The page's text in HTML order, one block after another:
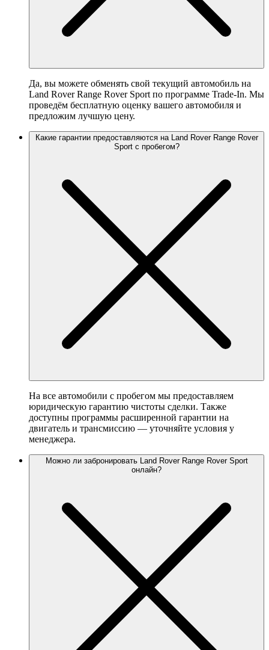
Да, вы можете обменять свой текущий автомобиль на
Land Rover Range Rover Sport по программе Trade-In. Мы
проведём бесплатную оценку вашего автомобиля и
предложим лучшую цену.
Какие гарантии предоставляются на Land Rover Range Rover
Sport с пробегом?
На все автомобили с пробегом мы предоставляем
юридическую гарантию чистоты сделки. Также
доступны программы расширенной гарантии на
двигатель и трансмиссию — уточняйте условия у
менеджера.
Можно ли забронировать Land Rover Range Rover Sport
онлайн?